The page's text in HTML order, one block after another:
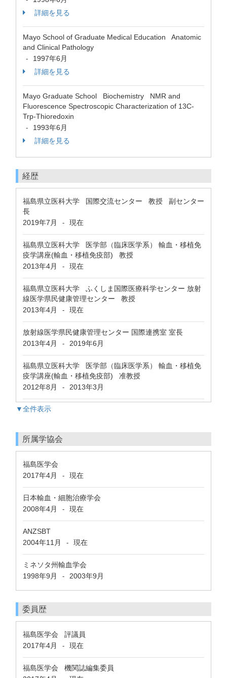
詳細を見る
Mayo School of Graduate Medical Education Anatomic
and Clinical Pathology
-
1997年6月
詳細を見る
Mayo Graduate School Biochemistry NMR and
Fluorescence Spectroscopic Characterization of 13C-
Trp-Thioredoxin
-
1993年6月
詳細を見る
経歴
福島県立医科大学 国際交流センター 教授 副センター
長
2019年7月
- 現在
福島県立医科大学 医学部（臨床医学系） 輸血・移植免
疫学講座(輸血・移植免疫部) 教授
2013年4月
- 現在
福島県立医科大学 ふくしま国際医療科学センター 放射
線医学県民健康管理センター 教授
2013年4月
- 現在
放射線医学県民健康管理センター 国際連携室 室長
2013年4月
- 2019年6月
福島県立医科大学 医学部（臨床医学系） 輸血・移植免
疫学講座(輸血・移植免疫部) 准教授
2012年8月
- 2013年3月
▼全件表示
所属学協会
福島医学会
2017年4月
- 現在
日本輸血・細胞治療学会
2008年4月
- 現在
ANZSBT
2004年11月
- 現在
ミネソタ州輸血学会
1998年9月
- 2003年9月
委員歴
福島医学会 評議員
2017年4月
- 現在
福島医学会 機関誌編集委員